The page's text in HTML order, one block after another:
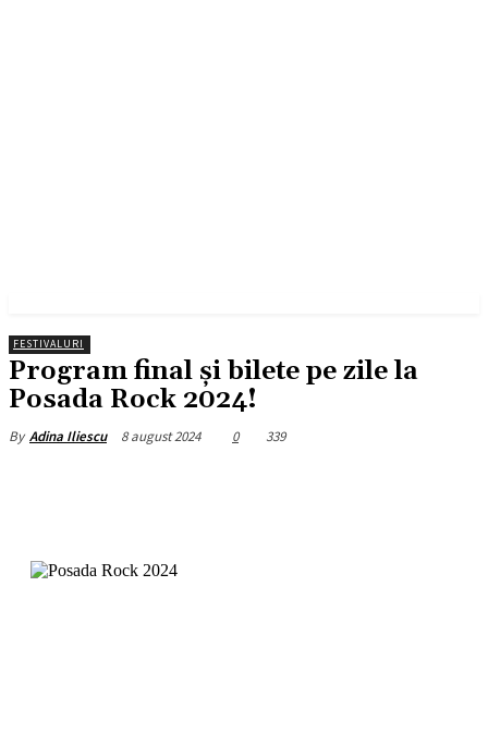
FESTIVALURI
Program final și bilete pe zile la
Posada Rock 2024!
By Adina Iliescu 8 august 2024 0 339